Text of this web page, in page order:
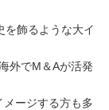
を飾るような大イ
外でM＆Aが活発
ージする方も多